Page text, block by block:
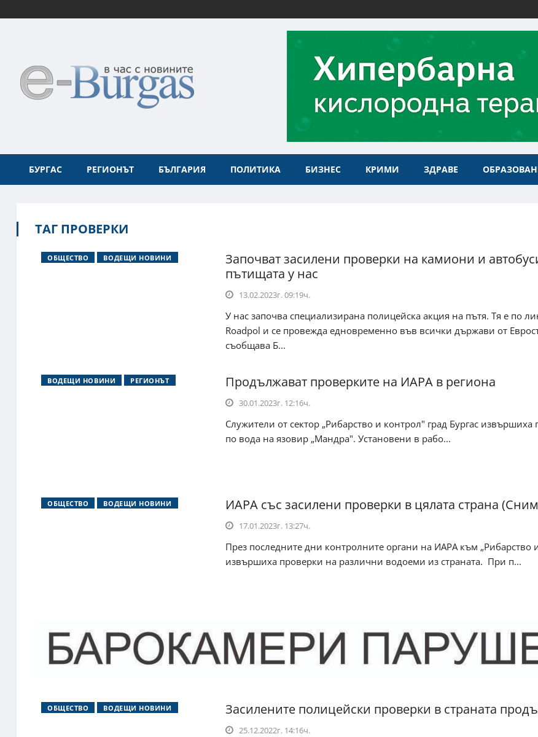
БУРГАС РЕГИОНЪТ БЪЛГАРИЯ ПОЛИТИКА БИЗНЕС КРИМИ ЗДРАВЕ
ТАГ ПРОВЕРКИ
ОБЩЕСТВО ВОДЕЩИ НОВИНИ
Започват засилени проверки на камиони и
пътищата у нас
13.02.2023г. 09:19ч.
У нас започва специализирана полицейска акция на пътя. Тя е по
Roadpol и се провежда едновременно във всички държави от
съобщава Б...
ВОДЕЩИ НОВИНИ РЕГИОНЪТ Продължават проверките на ИАРА в региона
30.01.2023г. 12:16ч.
Служители от сектор „Рибарство и контрол" град Бургас извършиха
по вода на язовир „Мандра". Установени в рабо...
ОБЩЕСТВО ВОДЕЩИ НОВИНИ ИАРА със засилени проверки в цялата страна
17.01.2023г. 13:27ч.
През последните дни контролните органи на ИАРА към „Рибарство
извършиха проверки на различни водоеми из страната. При п...
ОБЩЕСТВО ВОДЕЩИ НОВИНИ Засилените полицейски проверки в страната
25.12.2022г. 14:16ч.